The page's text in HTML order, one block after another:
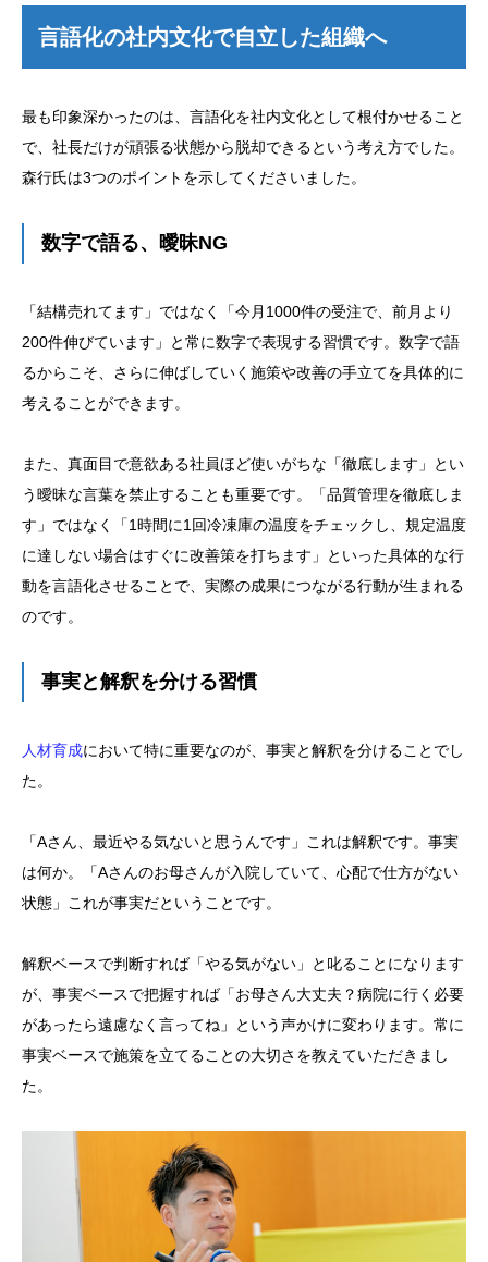
言語化の社内文化で自立した組織へ
最も印象深かったのは、言語化を社内文化として根付かせること
で、社長だけが頑張る状態から脱却できるという考え方でした。
森行氏は3つのポイントを示してくださいました。
数字で語る、曖昧NG
「結構売れてます」ではなく「今月1000件の受注で、前月より
200件伸びています」と常に数字で表現する習慣です。数字で語
るからこそ、さらに伸ばしていく施策や改善の手立てを具体的に
考えることができます。
また、真面目で意欲ある社員ほど使いがちな「徹底します」とい
う曖昧な言葉を禁止することも重要です。「品質管理を徹底しま
す」ではなく「1時間に1回冷凍庫の温度をチェックし、規定温度
に達しない場合はすぐに改善策を打ちます」といった具体的な行
動を言語化させることで、実際の成果につながる行動が生まれる
のです。
事実と解釈を分ける習慣
人材育成において特に重要なのが、事実と解釈を分けることでし
た。
「Aさん、最近やる気ないと思うんです」これは解釈です。事実
は何か。「Aさんのお母さんが入院していて、心配で仕方がない
状態」これが事実だということです。
解釈ベースで判断すれば「やる気がない」と叱ることになります
が、事実ベースで把握すれば「お母さん大丈夫？病院に行く必要
があったら遠慮なく言ってね」という声かけに変わります。常に
事実ベースで施策を立てることの大切さを教えていただきまし
た。